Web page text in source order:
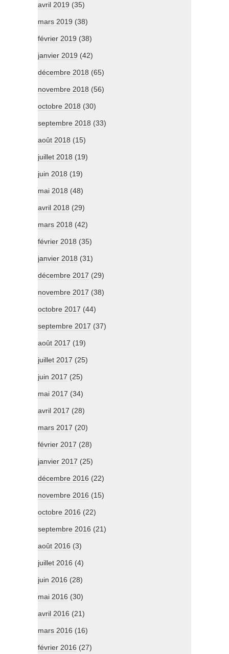
avril 2019 (35)
mars 2019 (38)
février 2019 (38)
janvier 2019 (42)
décembre 2018 (65)
novembre 2018 (56)
octobre 2018 (30)
septembre 2018 (33)
août 2018 (15)
juillet 2018 (19)
juin 2018 (19)
mai 2018 (48)
avril 2018 (29)
mars 2018 (42)
février 2018 (35)
janvier 2018 (31)
décembre 2017 (29)
novembre 2017 (38)
octobre 2017 (44)
septembre 2017 (37)
août 2017 (19)
juillet 2017 (25)
juin 2017 (25)
mai 2017 (34)
avril 2017 (28)
mars 2017 (20)
février 2017 (28)
janvier 2017 (25)
décembre 2016 (22)
novembre 2016 (15)
octobre 2016 (22)
septembre 2016 (21)
août 2016 (3)
juillet 2016 (4)
juin 2016 (28)
mai 2016 (30)
avril 2016 (21)
mars 2016 (16)
février 2016 (27)